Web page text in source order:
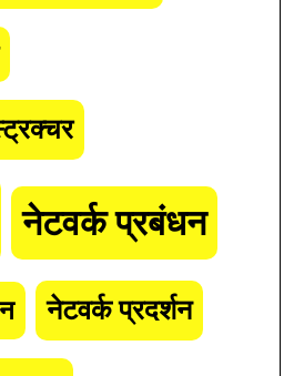
नेटवर्क प्रबंधन
नेटवर्क प्रदर्शन